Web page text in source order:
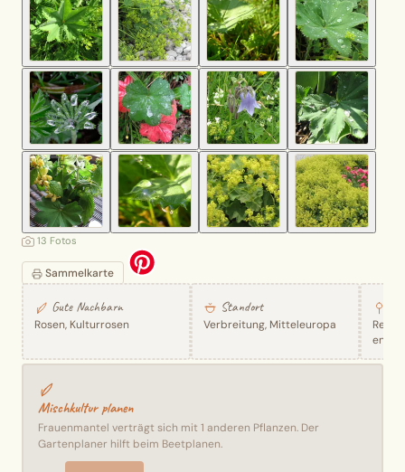
13 Fotos
Sammelkarte
Gute Nachbarn
Rosen, Kulturrosen
Standort
Verbreitung, Mitteleuropa
Mischkultur planen
Frauenmantel verträgt sich mit 1 anderen Pflanzen. Der
Gartenplaner hilft beim Beetplanen.